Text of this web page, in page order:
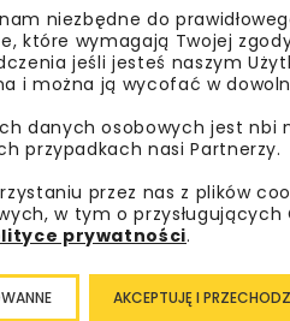
Młodzi
2026
ENERGETYKA
TUNELE
WYDARZENIA
DROGI
niezbędne do
które wymagają Twojej
jeśli jesteś naszym
i można ją wycofać w
danych osobowych jest nbi
przypadkach nasi Partnerzy.
przez nas z plików
w tym o przysługujących
prywatności.
AKCEPTUJĘ I